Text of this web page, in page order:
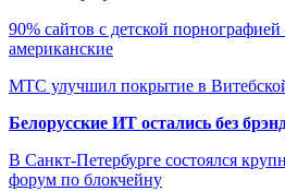
90% сайтов с детской
американские
МТС улучшил покрытие в
Белорусские ИТ остались без
В Санкт-Петербурге состоялся
форум по блокчейну